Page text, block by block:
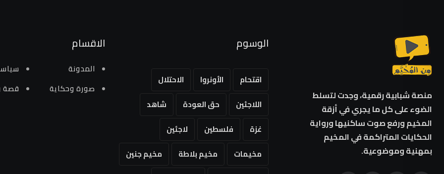
منصة شبابية رقمية، وجدت لتسلط
الضوء على كل ما يجري في أزقة
المخيم ورفع صوت ساكنيها ورواية
الحكايات المتراكمة في المخيم
بمهنية وموضوعية.
الوسوم
اقتحام الأونروا
الاحتلال
اللاجئين
حق العودة
شاهد
غزة
فلسطين
لاجئين
مخيمات
مخيم بلاطة
مخيم جنين
الاقسام
المدونة
صورة وحكاية
قصة